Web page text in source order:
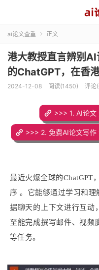
ai论文查重  正文
港大教授直言辨别
的ChatGPT，在香
2024-12-08 阅读(1450) 评论
>>> 1. AI论
>>> 2. 免费AI论文写作
最近火爆全球的ChatGPT
序 。它能够通过学习和
据聊天的上下文进行互动
至能完成撰写邮件、视频
等任务。